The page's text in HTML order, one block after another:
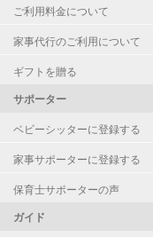
ご利用料金について
家事代行のご利用について
ギフトを贈る
サポーター
ベビーシッターに登録する
家事サポーターに登録する
保育士サポーターの声
ガイド